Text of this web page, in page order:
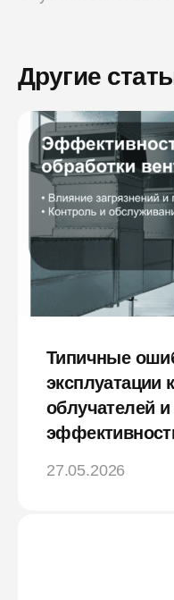
Другие
Типичные
эксплуатации
облучателей
27.05.2026